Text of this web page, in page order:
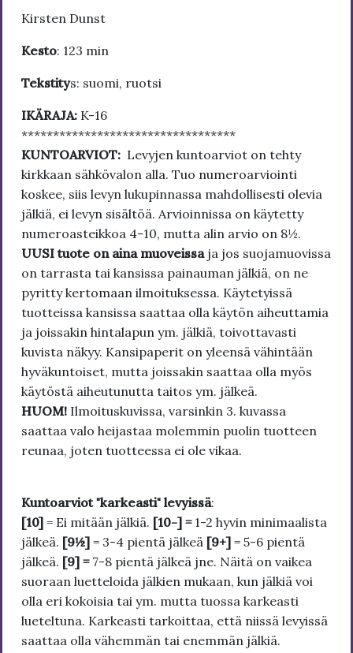
Kirsten Dunst
Kesto: 123 min
Tekstitys: suomi, ruotsi
IKÄRAJA: K-16
**********************************
KUNTOARVIOT: Levyjen kuntoarviot on tehty
kirkkaan sähkövalon alla. Tuo numeroarviointi
koskee, siis levyn lukupinnassa mahdollisesti olevia
jälkiä, ei levyn sisältöä. Arvioinnissa on käytetty
numeroasteikkoa 4-10, mutta alin arvio on 8½.
UUSI tuote on aina muoveissa ja jos suojamuovissa
on tarrasta tai kansissa painauman jälkiä, on ne
pyritty kertomaan ilmoituksessa. Käytetyissä
tuotteissa kansissa saattaa olla käytön aiheuttamia
ja joissakin hintalapun ym. jälkiä, toivottavasti
kuvista näkyy. Kansipaperit on yleensä vähintään
hyväkuntoiset, mutta joissakin saattaa olla myös
käytöstä aiheutunutta taitos ym. jälkeä.
HUOM! Ilmoituskuvissa, varsinkin 3. kuvassa
saattaa valo heijastaa molemmin puolin tuotteen
reunaa, joten tuotteessa ei ole vikaa.
Kuntoarviot "karkeasti" levyissä:
[10] = Ei mitään jälkiä. [10-] = 1-2 hyvin minimaalista
jälkeä. [9½] = 3-4 pientä jälkeä [9+] = 5-6 pientä
jälkeä. [9] = 7-8 pientä jälkeä jne. Näitä on vaikea
suoraan luetteloida jälkien mukaan, kun jälkiä voi
olla eri kokoisia tai ym. mutta tuossa karkeasti
lueteltuna. Karkeasti tarkoittaa, että niissä levyissä
saattaa olla vähemmän tai enemmän jälkiä.